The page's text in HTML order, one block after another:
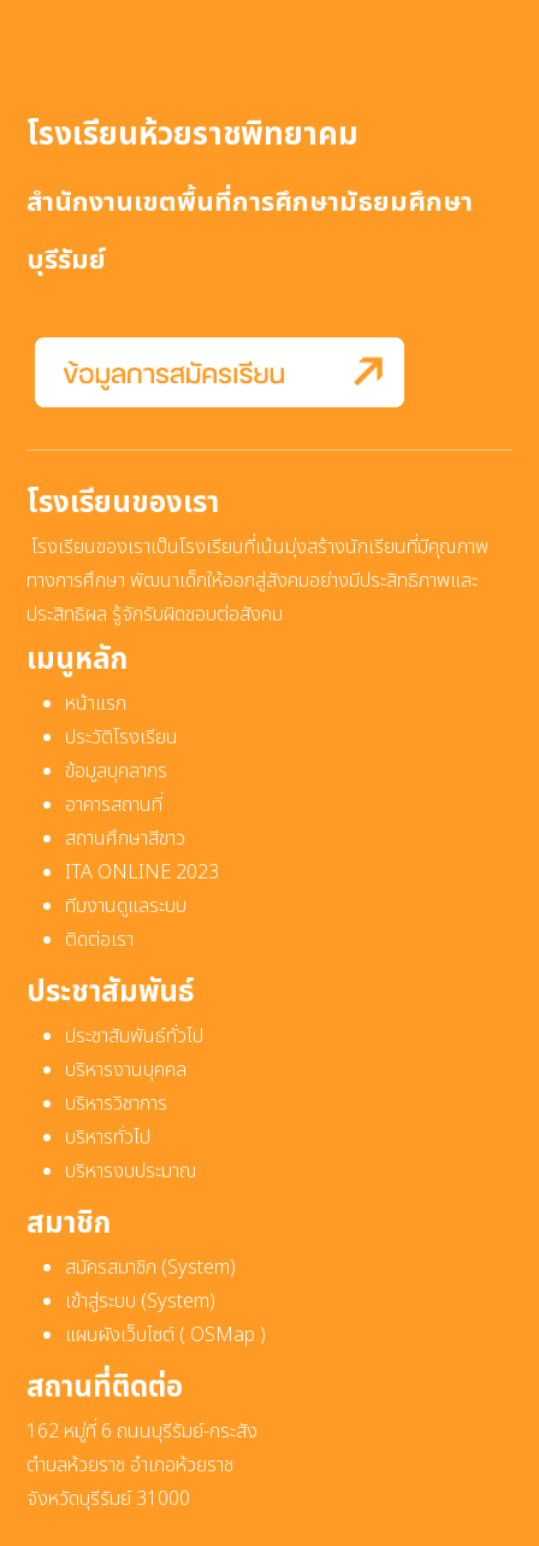
โรงเรียนห้วยราชพิทยาคม
สำนักงานเขตพื้นที่การศึกษามัธยมศึกษา
บุรีรัมย์
โรงเรียนของเรา
โรงเรียนของเราเป็นโรงเรียนที่เน้นมุ่งสร้างนักเรียนที่มีคุณภาพ
ทางการศึกษา พัฒนาเด็กให้ออกสู่สังคมอย่างมีประสิทธิภาพและ
ประสิทธิผล รู้จักรับผิดชอบต่อสังคม
เมนูหลัก
หน้าแรก
ประวัติโรงเรียน
ข้อมูลบุคลากร
อาคารสถานที่
สถานศึกษาสีขาว
ITA ONLINE 2023
ทีมงานดูแลระบบ
ติดต่อเรา
ประชาสัมพันธ์
ประชาสัมพันธ์ทั่วไป
บริหารงานบุคคล
บริหารวิชาการ
บริหารทั่วไป
บริหารงบประมาณ
สมาชิก
สมัครสมาชิก (System)
เข้าสู่ระบบ (System)
แผนผังเว็บไซต์ ( OSMap )
สถานที่ติดต่อ
162 หมู่ที่ 6 ถนนบุรีรัมย์-กระสัง
ตำบลห้วยราช อำเภอห้วยราช
จังหวัดบุรีรัมย์ 31000